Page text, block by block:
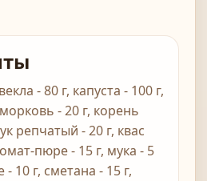
- 80 г, капуста - 100 г,
- 20 г, корень
репчатый - 20 г, квас
пюре - 15 г, мука - 5
10 г, сметана - 15 г,